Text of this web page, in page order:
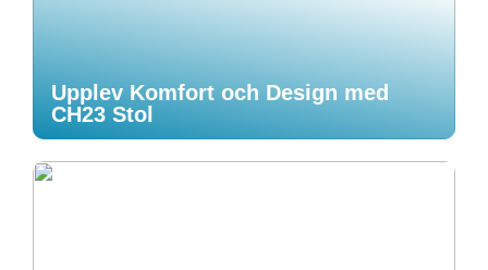
Upplev Komfort och Design med
CH23 Stol